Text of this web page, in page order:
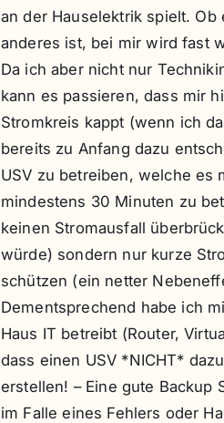
an der Hauselektrik spielt.
anderes ist, bei mir wird fast
Da ich aber nicht nur
kann es passieren, dass mir
Stromkreis kappt (wenn ich
bereits zu Anfang dazu
USV zu betreiben, welche es
mindestens 30 Minuten zu
keinen Stromausfall
würde) sondern nur kurze
schützen (ein netter
Dementsprechend habe ich
Haus IT betreibt (Router,
dass einen USV *NICHT*
erstellen! – Eine gute Backup
im Falle eines Fehlers oder